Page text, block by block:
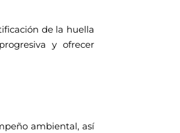
de la huella
y ofrecer
ambiental, así